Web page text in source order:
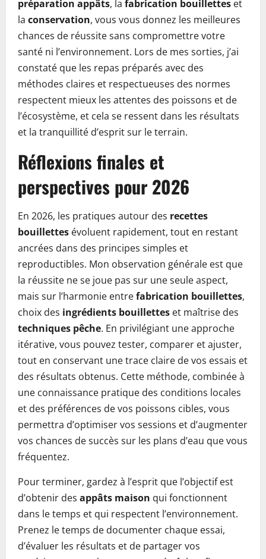
préparation appâts, la fabrication bouillettes et
la conservation, vous vous donnez les meilleures
chances de réussite sans compromettre votre
santé ni l’environnement. Lors de mes sorties, j’ai
constaté que les repas préparés avec des
méthodes claires et respectueuses des normes
respectent mieux les attentes des poissons et de
l’écosystème, et cela se ressent dans les résultats
et la tranquillité d’esprit sur le terrain.
Réflexions finales et
perspectives pour 2026
En 2026, les pratiques autour des recettes
bouillettes évoluent rapidement, tout en restant
ancrées dans des principes simples et
reproductibles. Mon observation générale est que
la réussite ne se joue pas sur une seule aspect,
mais sur l’harmonie entrefabrication bouillettes,
choix des ingrédients bouillettes et maîtrise des
techniques pêche. En privilégiant une approche
itérative, vous pouvez tester, comparer et ajuster,
tout en conservant une trace claire de vos essais et
des résultats obtenus. Cette méthode, combinée à
une connaissance pratique des conditions locales
et des préférences de vos poissons cibles, vous
permettra d’optimiser vos sessions et d’augmenter
vos chances de succès sur les plans d’eau que vous
fréquentez.
Pour terminer, gardez à l’esprit que l’objectif est
d’obtenir des appâts maison qui fonctionnent
dans le temps et qui respectent l’environnement.
Prenez le temps de documenter chaque essai,
d’évaluer les résultats et de partager vos